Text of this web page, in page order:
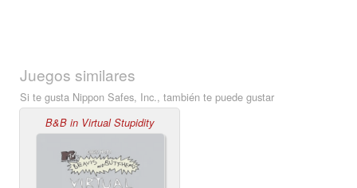
Juegos similares
Si te gusta Nippon Safes, Inc., también te puede gustar
B&B in Virtual Stupidity